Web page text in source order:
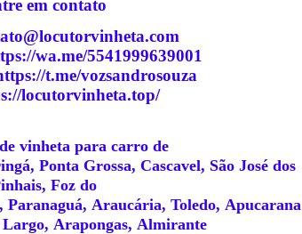
em contato
wa.me/5541999639001
t.me/vozsandrosouza
locutorvinheta.top/
vinheta para carro de
Ponta Grossa, Cascavel, São José dos
Foz do
Araucária, Toledo, Apucarana
Arapongas, Almirante